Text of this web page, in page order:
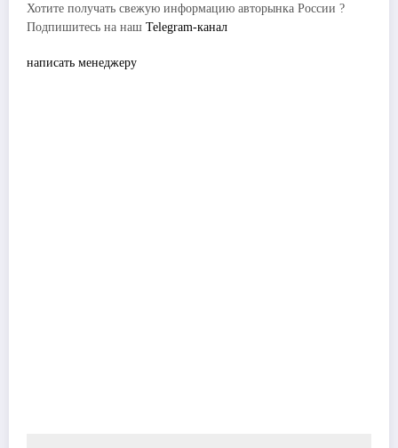
Хотите получать свежую информацию авторынка России ?
Подпишитесь на наш Telegram-канал
написать менеджеру